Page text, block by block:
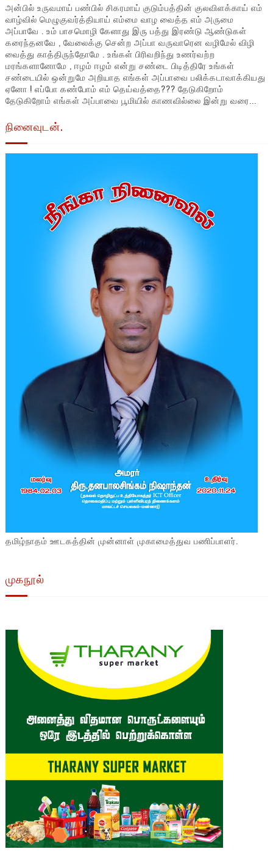
அன்பில் உருவமாய் பண்பில் சிகரமாய் குடும்பத்தின் குலவிளக்காய் எம்
வாழ்வில் மெழுகுவர்த்தியாய் எம்மை வாழ வைத்த எம் அருமை
அப்பாவே . உம் பாசமொழி கேளாது இரு பத்து இரண்டு ஆண்டுகள்
கரைந்தனவே , வேலைக்கு சென்ற அப்பா வருவாரென வழிமேல் விழி
வைத்து காத்திருந்தோமே . உங்கள் பிரிவறிந்து உணர்வற்ற
மரங்களானோமே , ஈழம் ஈழம் என்று சண்டை பிடித்திரே உங்கள்
சண்டையில் ஒன்றுமே அறியாத எங்கள் அப்பாவை பலிக்கடாவாக்கியது
ஏனோ ! எப்போ கண்போம் எம் தெய்வத்தை??? தேடுகிறோம்
தேடுகிறோம் எங்கள் அப்பாவை பூமியில் காணவில்லை இன்று வரை...
நினைவுடன்.
தமிழ்நாதம் ஊடகத்தின் முன்னாள் முகாமைத்துவ பணிப்பாளர்.
முகநூல்